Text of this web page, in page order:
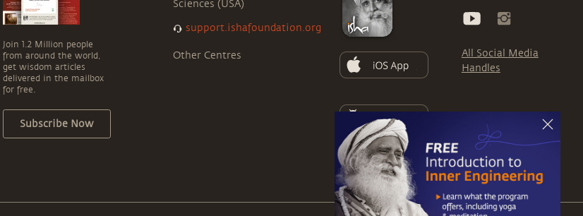
Join 1.2 Million people
from around the world,
get wisdom articles
delivered in the mailbox
for free.
Subscribe Now
Sciences (USA)
support.ishafoundation.org
Other Centres
All Social Media
Handles